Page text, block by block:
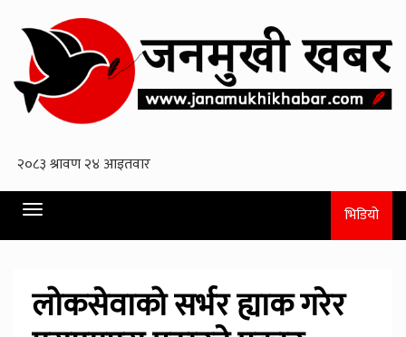
Toggle
navigation
भिडियो
लोकसेवाको सर्भर ह्याक गरेर